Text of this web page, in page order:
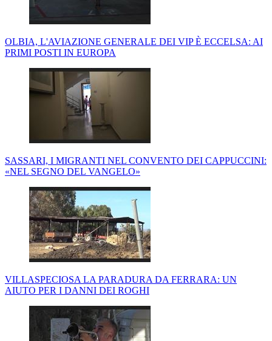
OLBIA, L'AVIAZIONE GENERALE DEI VIP È ECCELSA: AI
PRIMI POSTI IN EUROPA
SASSARI, I MIGRANTI NEL CONVENTO DEI CAPPUCCINI:
«NEL SEGNO DEL VANGELO»
VILLASPECIOSA LA PARADURA DA FERRARA: UN
AIUTO PER I DANNI DEI ROGHI